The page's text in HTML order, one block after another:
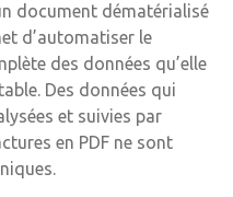
document dématérialisé
d’automatiser le
des données qu’elle
Des données qui
et suivies par
en PDF ne sont